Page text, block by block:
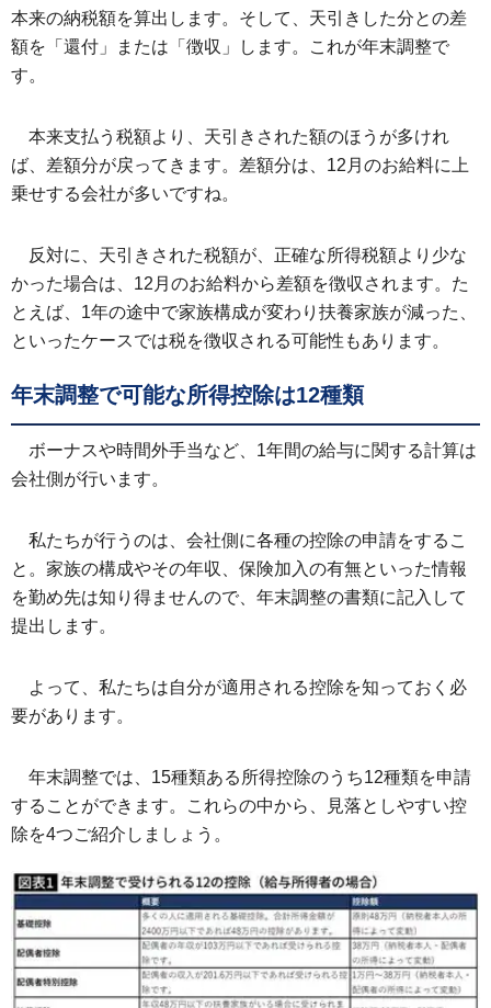
本来の納税額を算出します。そして、天引きした分との差
額を「還付」または「徴収」します。これが年末調整で
す。
本来支払う税額より、天引きされた額のほうが多けれ
ば、差額分が戻ってきます。差額分は、12月のお給料に上
乗せする会社が多いですね。
反対に、天引きされた税額が、正確な所得税額より少な
かった場合は、12月のお給料から差額を徴収されます。た
とえば、1年の途中で家族構成が変わり扶養家族が減った、
といったケースでは税を徴収される可能性もあります。
年末調整で可能な所得控除は12種類
ボーナスや時間外手当など、1年間の給与に関する計算は
会社側が行います。
私たちが行うのは、会社側に各種の控除の申請をするこ
と。家族の構成やその年収、保険加入の有無といった情報
を勤め先は知り得ませんので、年末調整の書類に記入して
提出します。
よって、私たちは自分が適用される控除を知っておく必
要があります。
年末調整では、15種類ある所得控除のうち12種類を申請
することができます。これらの中から、見落としやすい控
除を4つご紹介しましょう。